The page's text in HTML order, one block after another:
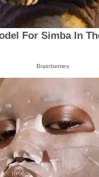
For Simba In
Brainberries